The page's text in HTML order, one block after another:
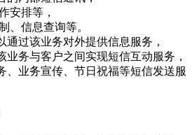
安排等，
、信息查询等。
通过该业务对外提供信息服务，
业务与客户之间实现短信互动服务，
、业务宣传、节日祝福等短信发送服